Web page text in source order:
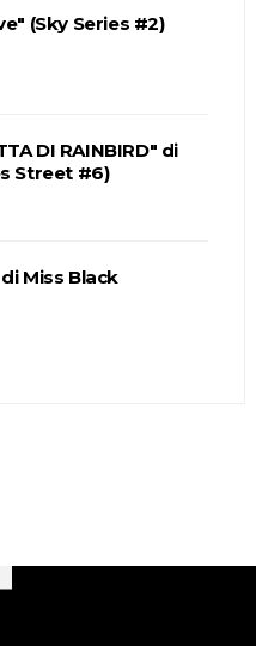
(Sky Series #2)
DI RAINBIRD" di
Street #6)
Miss Black